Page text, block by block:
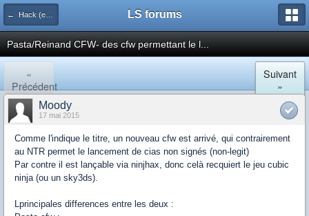
← Hack (exploits, homebrews...) LS forums
Pasta/Reinand CFW- des cfw permettant le l...
«
Précédent
Suivant
»
Moody
17 mai 2015
Comme l'indique le titre, un nouveau cfw est arrivé, qui contrairement
au NTR permet le lancement de cias non signés (non-legit)
Par contre il est lançable via ninjhax, donc celà recquiert le jeu cubic
ninja (ou un sky3ds).
Lprincipales differences entre les deux :